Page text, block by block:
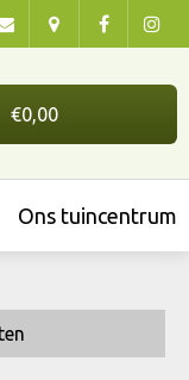
Ons tuincentrum